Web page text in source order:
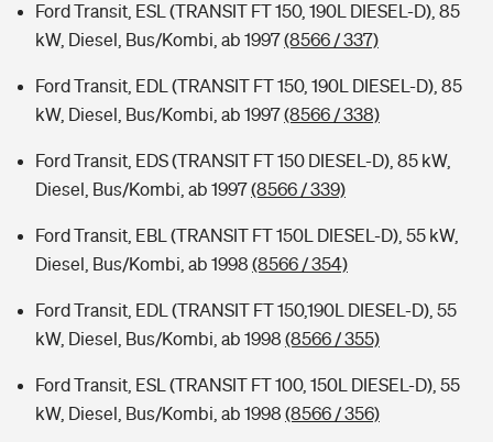
Ford Transit, ESL (TRANSIT FT 150, 190L DIESEL-D), 85
kW, Diesel, Bus/Kombi, ab 1997(8566 / 337)
Ford Transit, EDL (TRANSIT FT 150, 190L DIESEL-D), 85
kW, Diesel, Bus/Kombi, ab 1997(8566 / 338)
Ford Transit, EDS (TRANSIT FT 150 DIESEL-D), 85 kW,
Diesel, Bus/Kombi, ab 1997(8566 / 339)
Ford Transit, EBL (TRANSIT FT 150L DIESEL-D), 55 kW,
Diesel, Bus/Kombi, ab 1998 (8566 / 354)
Ford Transit, EDL (TRANSIT FT 150,190L DIESEL-D), 55
kW, Diesel, Bus/Kombi, ab 1998 (8566 / 355)
Ford Transit, ESL (TRANSIT FT 100, 150L DIESEL-D), 55
kW, Diesel, Bus/Kombi, ab 1998 (8566 / 356)